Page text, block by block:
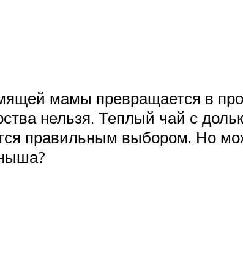
мамы превращается в
нельзя. Теплый чай с
правильным выбором. Но